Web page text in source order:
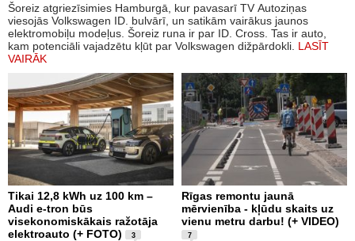
Šoreiz atgriezīsimies Hamburgā, kur pavasarī TV Autoziņas
viesojās Volkswagen ID. bulvārī, un satikām vairākus jaunos
elektromobiļu modeļus. Šoreiz runa ir par ID. Cross. Tas ir auto,
kam potenciāli vajadzētu kļūt par Volkswagen dižpārdokli. LASĪT
VAIRĀK
Tikai 12,8 kWh uz 100 km –
Audi e-tron būs
visekonomiskākais ražotāja
elektroauto (+ FOTO)
3
Rīgas remontu jaunā
mērvienība - kļūdu skaits uz
vienu metru darbu! (+ VIDEO)
7